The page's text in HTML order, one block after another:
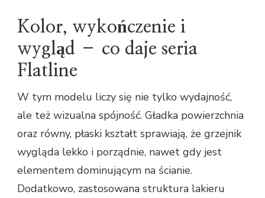
Kolor, wykończenie i
wygląd – co daje seria
Flatline
W tym modelu liczy się nie tylko wydajność,
ale też wizualna spójność. Gładka powierzchnia
oraz równy, płaski kształt sprawiają, że grzejnik
wygląda lekko i porządnie, nawet gdy jest
elementem dominującym na ścianie.
Dodatkowo, zastosowana struktura lakieru